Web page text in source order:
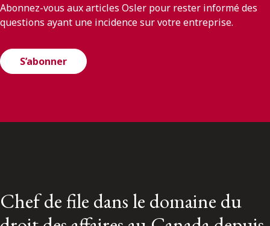
Abonnez-vous aux articles Osler pour rester informé des
questions ayant une incidence sur votre entreprise.
S’abonner
Chef de file dans le domaine du